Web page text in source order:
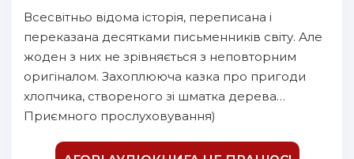
11
13
14
Всесвітньо відома історія, переписана і
переказана десятками письменників світу. Але
жоден з них не зрівняється з неповторним
оригіналом. Захоплююча казка про пригоди
хлопчика, створеного зі шматка дерева…
Приємного прослуховування)